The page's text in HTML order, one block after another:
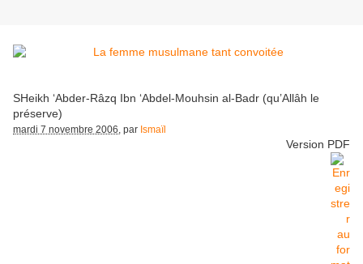
SHeikh ‘Abder-Râzq Ibn ‘Abdel-Mouhsin al-Badr (qu’Allâh le
préserve)
mardi 7 novembre 2006 , par Ismaïl
Version PDF